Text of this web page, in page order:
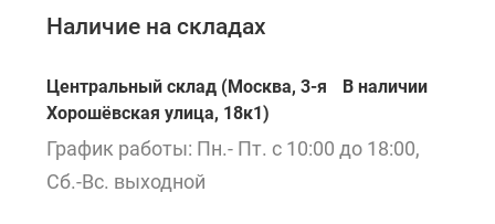
Наличие на складах
Центральный склад (Москва, 3-я
Хорошёвская улица, 18к1)
В наличии
График работы: Пн.- Пт. с 10:00 до 18:00,
Сб.-Вс. выходной